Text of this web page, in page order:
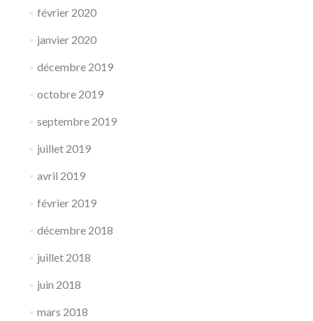
février 2020
janvier 2020
décembre 2019
octobre 2019
septembre 2019
juillet 2019
avril 2019
février 2019
décembre 2018
juillet 2018
juin 2018
mars 2018